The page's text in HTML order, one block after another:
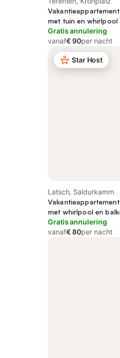
met tuin en whirlpool
Gratis annulering
vanaf€ 90per nacht
Star Host
Latsch, Saldurkamm
met whirlpool en
Gratis annulering
vanaf€ 80per nacht